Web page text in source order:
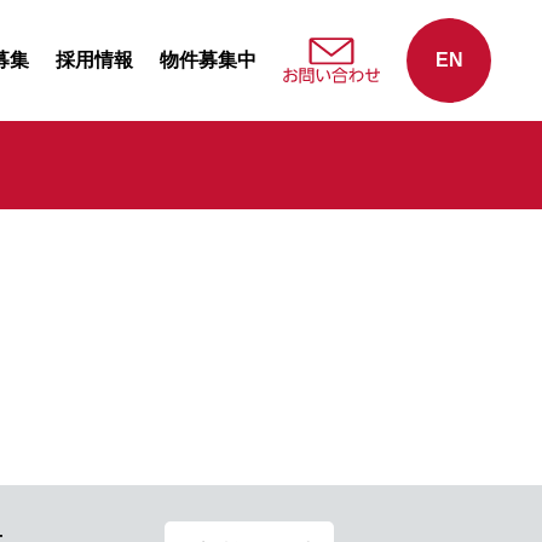
集 採用情報 物件募集中 EN